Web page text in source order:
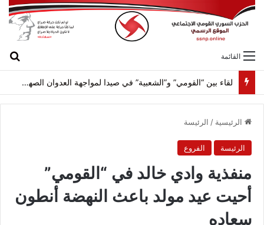
القائمة
لقاء بين “القومي” و”الشعبية” في صيدا لمواجهة العدوان الصهيونيّ وإسقاط مشاريعه وسياساته
الرئيسية / الرئيسة
الرئيسة الفروع
منفذية وادي خالد في “القومي”
أحيت عيد مولد باعث النهضة أنطون
سعاده